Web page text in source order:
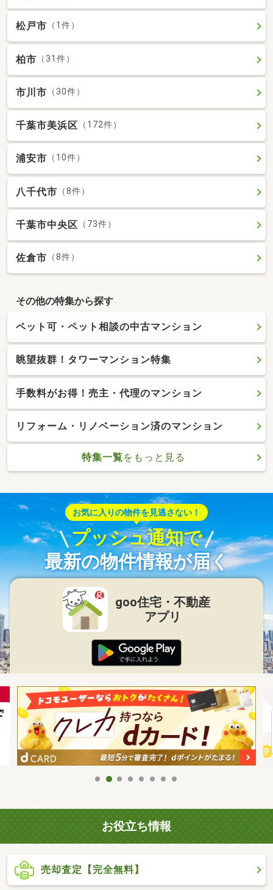
松戸市 （1件）
柏市 （31件）
市川市 （30件）
千葉市美浜区 （172件）
浦安市 （10件）
八千代市 （8件）
千葉市中央区 （73件）
佐倉市 （8件）
その他の特集から探す
ペット可・ペット相談の中古マンション
眺望抜群！タワーマンション特集
手数料がお得！売主・代理のマンション
リフォーム・リノベーション済のマンション
特集一覧をもっと見る
お気に入りの物件を見逃さない！
プッシュ通知で
最新の物件情報が届く
goo住宅・不動産
アプリ
お役立ち情報
売却査定【完全無料】